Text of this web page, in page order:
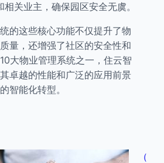
关业主，确保园区安全无虞。
的这些核心功能不仅提升了物
量，还增强了社区的安全性和
大物业管理系统之一，住云智
卓越的性能和广泛的应用前景
智能化转型。
（